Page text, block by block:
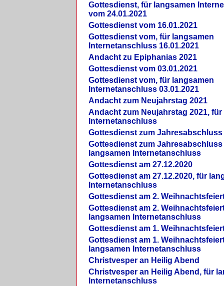
Gottesdienst, für langsamen
vom 24.01.2021
Gottesdienst vom 16.01.2021
Gottesdienst vom, für langsamen
Internetanschluss 16.01.2021
Andacht zu Epiphanias 2021
Gottesdienst vom 03.01.2021
Gottesdienst vom, für langsamen
Internetanschluss 03.01.2021
Andacht zum Neujahrstag 2021
Andacht zum Neujahrstag 2021,
Internetanschluss
Gottesdienst zum Jahresabschluss
Gottesdienst zum Jahresabschluss
langsamen Internetanschluss
Gottesdienst am 27.12.2020
Gottesdienst am 27.12.2020, für
Internetanschluss
Gottesdienst am 2.
Gottesdienst am 2.
langsamen Internetanschluss
Gottesdienst am 1.
Gottesdienst am 1.
langsamen Internetanschluss
Christvesper an Heilig Abend
Christvesper an Heilig Abend, für
Internetanschluss